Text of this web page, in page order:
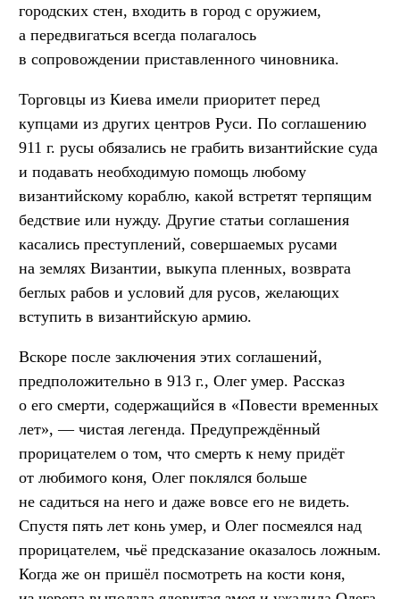
городских стен, входить в город с оружием,
а передвигаться всегда полагалось
в сопровождении приставленного чиновника.
Торговцы из Киева имели приоритет перед
купцами из других центров Руси. По соглашению
911 г. русы обязались не грабить византийские суда
и подавать необходимую помощь любому
византийскому кораблю, какой встретят терпящим
бедствие или нужду. Другие статьи соглашения
касались преступлений, совершаемых русами
на землях Византии, выкупа пленных, возврата
беглых рабов и условий для русов, желающих
вступить в византийскую армию.
Вскоре после заключения этих соглашений,
предположительно в 913 г., Олег умер. Рассказ
о его смерти, содержащийся в «Повести временных
лет», — чистая легенда. Предупреждённый
прорицателем о том, что смерть к нему придёт
от любимого коня, Олег поклялся больше
не садиться на него и даже вовсе его не видеть.
Спустя пять лет конь умер, и Олег посмеялся над
прорицателем, чьё предсказание оказалось ложным.
Когда же он пришёл посмотреть на кости коня,